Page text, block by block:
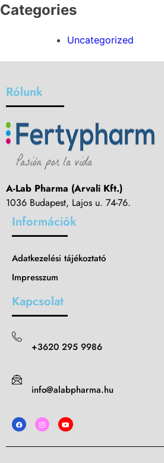
Categories
Uncategorized
Rólunk
A-Lab Pharma (Arvali Kft.)
1036 Budapest, Lajos u. 74-76.
Információk
Adatkezelési tájékoztató
Impresszum
Kapcsolat
+3620 295 9986
info@alabpharma.hu